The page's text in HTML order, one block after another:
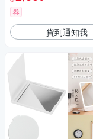
券
貨到通知我